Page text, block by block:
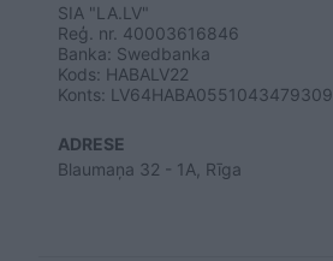
SIA "LA.LV"
Reģ. nr. 40003616846
Banka: Swedbanka
Kods: HABALV22
Konts: LV64HABA0551043479309
ADRESE
Blaumaņa 32 - 1A, Rīga